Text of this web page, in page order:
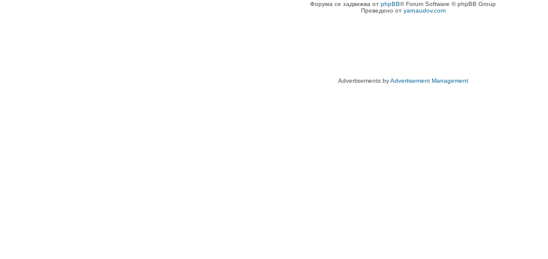
Форума се задвижва от phpBB® Forum Software © phpBB Group
Преведено от yarnaudov.com
Advertisements byAdvertisement Management